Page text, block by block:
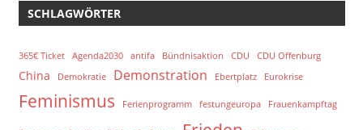
SCHLAGWÖRTER
365€ Ticket Agenda2030 antifa Bündnisaktion CDU CDU Offenburg
China Demokratie Demonstration Ebertplatz Eurokrise
Feminismus Ferienprogramm festungeuropa Frauenkampftag